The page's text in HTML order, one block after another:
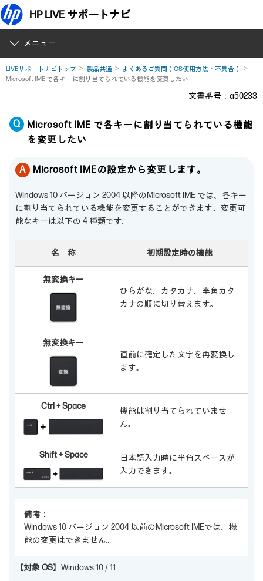
HP LIVE サポートナビ
メニュー
LIVEサポートナビトップ 製品共通
よくあるご質問（OS使用方法・不具合）
Microsoft IME で各キーに割り当てられている機能を変更したい
文書番号：a50233
Microsoft IME で各キーに割り当てられている機能
を変更したい
Microsoft IMEの設定から変更します。
Windows 10 バージョン 2004 以降のMicrosoft IME では、各キー
に割り当てられている機能を変更することができます。変更可
能なキーは以下の 4 種類です。
名 称 初期設定時の機能
無変換キー
ひらがな、カタカナ、半角カタ
カナの順に切り替えます。
無変換キー
直前に確定した文字を再変換し
ます。
Ctrl + Space
機能は割り当てられていませ
ん。
Shift + Space
日本語入力時に半角スペースが
入力できます。
備考：
Windows 10 バージョン 2004 以前のMicrosoft IMEでは、機
能の変更はできません。
【対象 OS】 Windows 10 / 11